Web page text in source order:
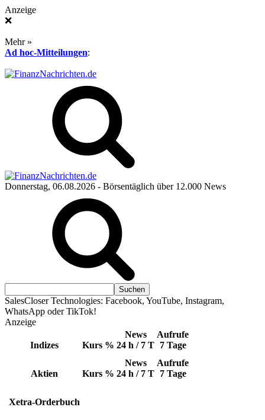
Anzeige
❌
Mehr »
Ad hoc-Mitteilungen:
Donnerstag, 06.08.2026 - Börsentäglich über 12.000 News
SalesCloser Technologies: Facebook, YouTube, Instagram,
WhatsApp oder TikTok!
Anzeige
Indizes Kurs %
News
24 h / 7 T
Aufrufe
7 Tage
Aktien Kurs %
News
24 h / 7 T
Aufrufe
7 Tage
Xetra-Orderbuch